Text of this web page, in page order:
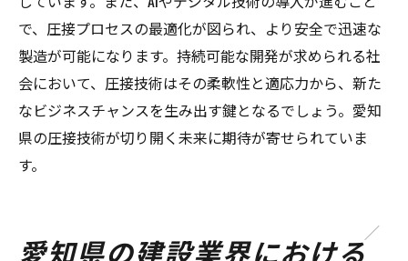
で、圧接プロセスの最適化が図られ、より安全で迅速な
製造が可能になります。持続可能な開発が求められる社
会において、圧接技術はその柔軟性と適応力から、新た
なビジネスチャンスを生み出す鍵となるでしょう。愛知
県の圧接技術が切り開く未来に期待が寄せられていま
す。
愛知県の建設業界における